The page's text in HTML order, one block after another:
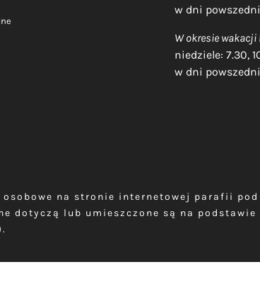
w dni
W okresie
niedziele: 7.30,
w dni
na stronie internetowej parafii pod
dotyczą lub umieszczone są na